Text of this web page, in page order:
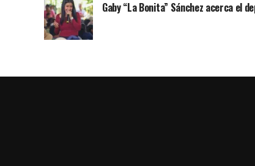
Gaby “La Bonita” Sánchez acerca el